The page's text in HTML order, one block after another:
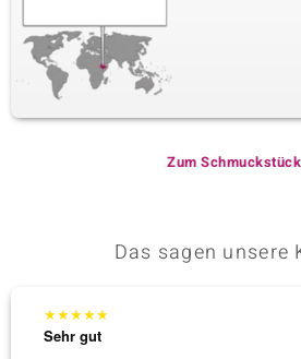
Zum Schmuckstück
Das sagen unsere
★★★★★
Sehr gut